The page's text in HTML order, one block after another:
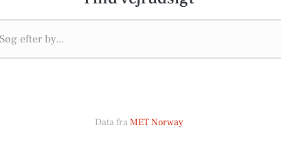
Data fraMET Norway